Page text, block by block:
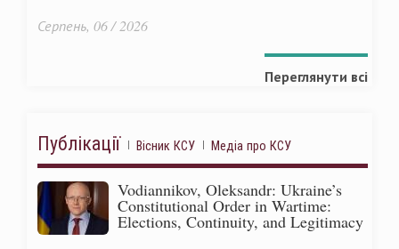
Серпень, 06 / 2026
Переглянути всі
Публікації Вісник КСУ Медіа про КСУ
Vodiannikov, Oleksandr: Ukraine’s
Constitutional Order in Wartime:
Elections, Continuity, and Legitimacy